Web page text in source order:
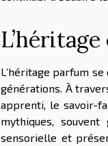
L’héritage parfum
générations. À
apprenti, le savoir-
mythiques,
sensorielle et